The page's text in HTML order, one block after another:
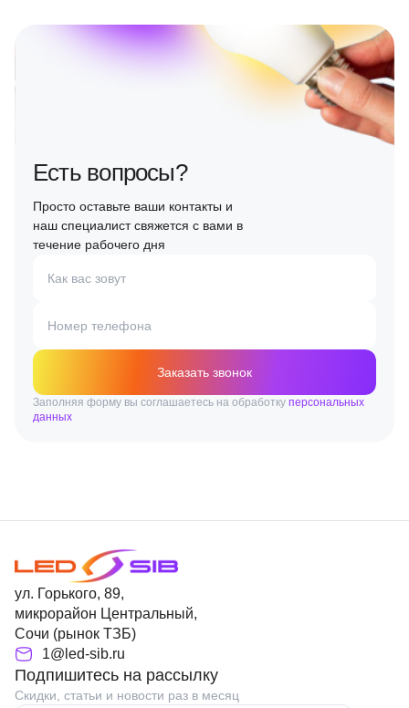
Есть вопросы?
Просто оставьте ваши контакты и
наш специалист свяжется с вами в
течение рабочего дня
Как вас зовут
Номер телефона
Заказать звонок
Заполняя форму вы соглашаетесь на обработку персональных
данных
ул. Горького, 89,
микрорайон Центральный,
Сочи (рынок ТЗБ)
1@led-sib.ru
Подпишитесь на рассылку
Скидки, статьи и новости раз в месяц